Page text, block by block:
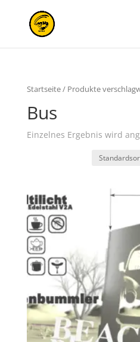
Startseite/ Produkte
Bus
Einzelnes Ergebnis wird